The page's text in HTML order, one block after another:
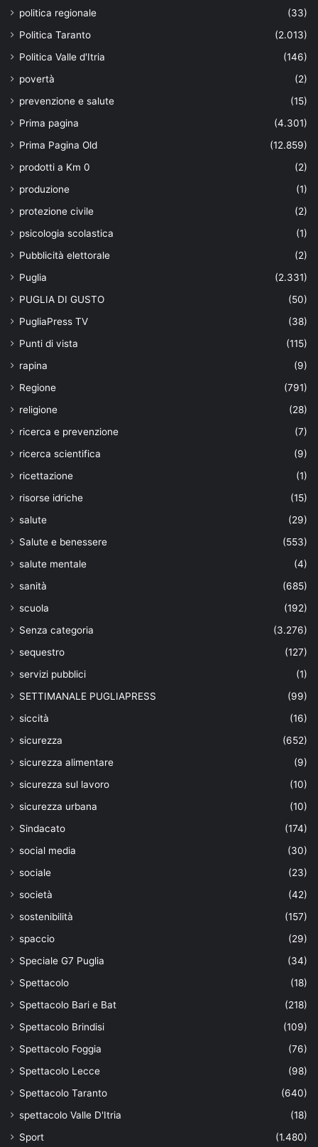
politica regionale
(33)
Politica Taranto
(2.013)
Politica Valle d'Itria
(146)
povertà
(2)
prevenzione e salute
(15)
Prima pagina
(4.301)
Prima Pagina Old
(12.859)
prodotti a Km 0
(2)
produzione
(1)
protezione civile
(2)
psicologia scolastica
(1)
Pubblicità elettorale
(2)
Puglia
(2.331)
PUGLIA DI GUSTO
(50)
PugliaPress TV
(38)
Punti di vista
(115)
rapina
(9)
Regione
(791)
religione
(28)
ricerca e prevenzione
(7)
ricerca scientifica
(9)
ricettazione
(1)
risorse idriche
(15)
salute
(29)
Salute e benessere
(553)
salute mentale
(4)
sanità
(685)
scuola
(192)
Senza categoria
(3.276)
sequestro
(127)
servizi pubblici
(1)
SETTIMANALE PUGLIAPRESS
(99)
siccità
(16)
sicurezza
(652)
sicurezza alimentare
(9)
sicurezza sul lavoro
(10)
sicurezza urbana
(10)
Sindacato
(174)
social media
(30)
sociale
(23)
società
(42)
sostenibilità
(157)
spaccio
(29)
Speciale G7 Puglia
(34)
Spettacolo
(18)
Spettacolo Bari e Bat
(218)
Spettacolo Brindisi
(109)
Spettacolo Foggia
(76)
Spettacolo Lecce
(98)
Spettacolo Taranto
(640)
spettacolo Valle D'Itria
(18)
Sport
(1.480)